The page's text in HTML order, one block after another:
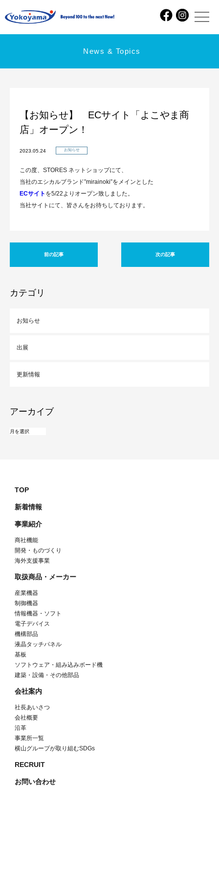
News & Topics
【お知らせ】 ECサイト「よこやま商
店」オープン！
2023.05.24 お知らせ
この度、STORES ネットショップにて、
当社のエシカルブランド”mirainoki”をメインとした
ECサイト を5/22よりオープン致しました。
当社サイトにて、皆さんをお待ちしております。
前の記事 次の記事
カテゴリ
お知らせ
出展
更新情報
アーカイブ
TOP
新着情報
事業紹介
商社機能
開発・ものづくり
海外支援事業
取扱商品・メーカー
産業機器
制御機器
情報機器・ソフト
電子デバイス
機構部品
液晶タッチパネル
基板
ソフトウェア・組み込みボード機
建築・設備・その他部品
会社案内
社長あいさつ
会社概要
沿革
事業所一覧
横山グループが取り組むSDGs
RECRUIT
お問い合わせ